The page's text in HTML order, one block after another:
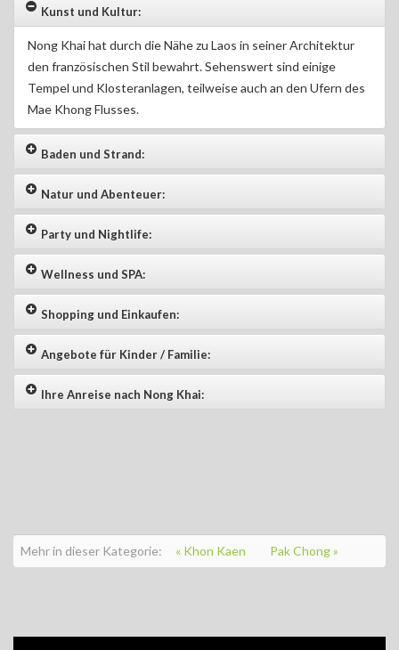
Kunst und Kultur:
Nong Khai hat durch die Nähe zu Laos in seiner Architektur
den französischen Stil bewahrt. Sehenswert sind einige
Tempel und Klosteranlagen, teilweise auch an den Ufern des
Mae Khong Flusses.
Baden und Strand:
Natur und Abenteuer:
Party und Nightlife:
Wellness und SPA:
Shopping und Einkaufen:
Angebote für Kinder / Familie:
Ihre Anreise nach Nong Khai:
Mehr in dieser Kategorie: « Khon Kaen Pak Chong »